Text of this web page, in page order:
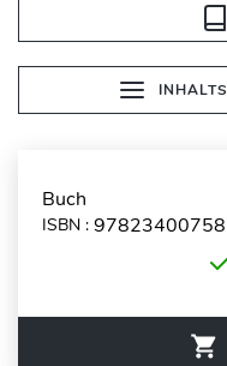
Buch
ISBN :